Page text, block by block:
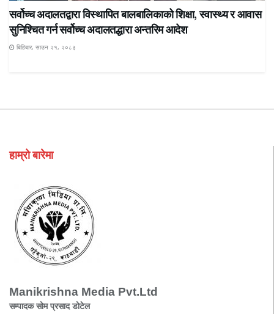
सर्वोच्च अदालतद्वारा विस्थापित बालबालिकाको शिक्षा, स्वास्थ्य र आवास
सुनिश्चित गर्न सर्वोच्च अदालतद्धारा अन्तरिम आदेश
बिहिबार, साउन २१, २०८३
हाम्रो बारेमा
Manikrishna Media Pvt.Ltd
सम्पादक सोम प्रसाद डोटेल